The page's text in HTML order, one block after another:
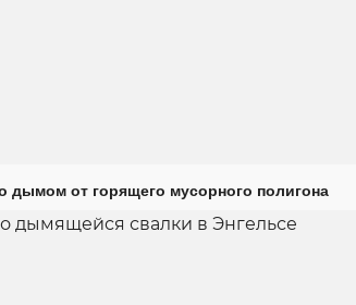
дымом от горящего мусорного полигона